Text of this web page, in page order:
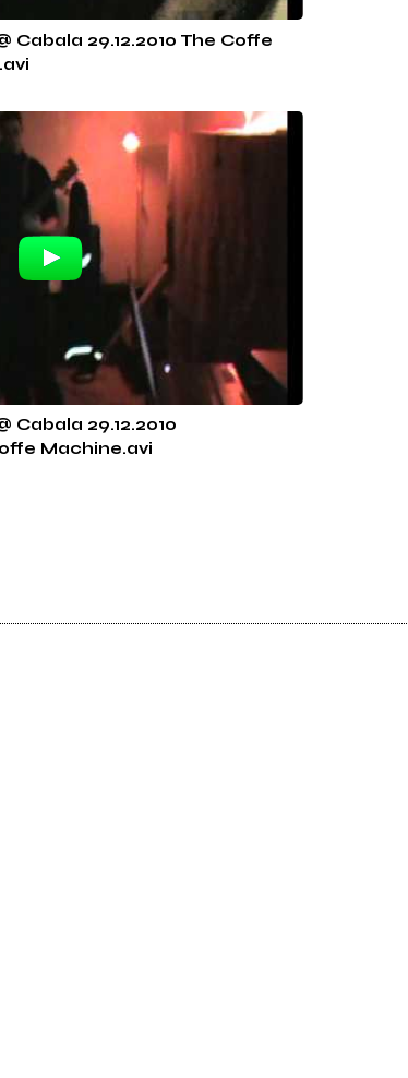
Cabala 29.12.2010 The Coffe
Cabala 29.12.2010
Machine.avi